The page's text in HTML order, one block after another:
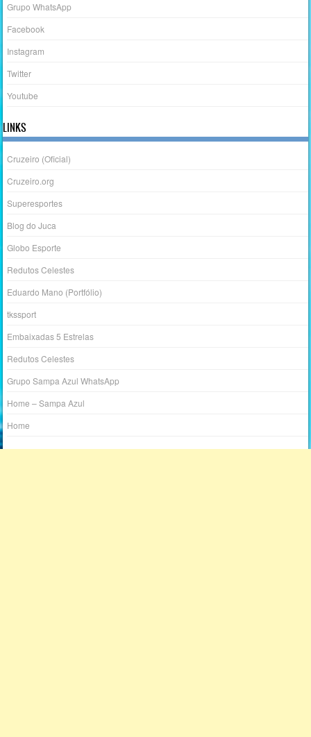
Grupo WhatsApp
Facebook
Instagram
Twitter
Youtube
LINKS
Cruzeiro (Oficial)
Cruzeiro.org
Superesportes
Blog do Juca
Globo Esporte
Redutos Celestes
Eduardo Mano (Portfólio)
tkssport
Embaixadas 5 Estrelas
Redutos Celestes
Grupo Sampa Azul WhatsApp
Home – Sampa Azul
Home